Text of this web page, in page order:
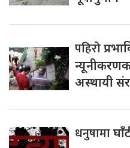
पहिरो
अस्थायी
धनुषामा